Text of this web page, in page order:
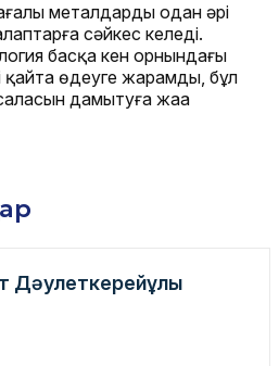
металдарды одан әрі
сәйкес келеді.
басқа кен орнындағы
қайта өңдеуге жарамды, бұл
дамытуға жаңа
Дəулеткерейұлы